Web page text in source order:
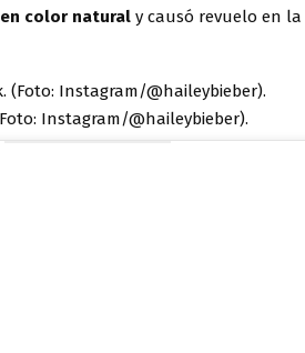
color natural y causó revuelo en
Instagram/@haileybieber).